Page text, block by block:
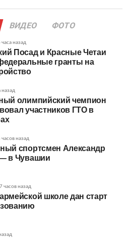
ВИДЕО ФОТО
часа назад
Посад и Красные Четаи
гранты на
назад
олимпийский чемпион
участников ГТО в
часов назад
спортсмен Александр
в Чувашии
7 часов назад
школе дан старт